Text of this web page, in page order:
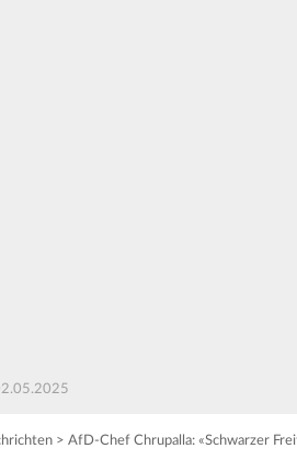
> AfD-Chef Chrupalla: «Schwarzer